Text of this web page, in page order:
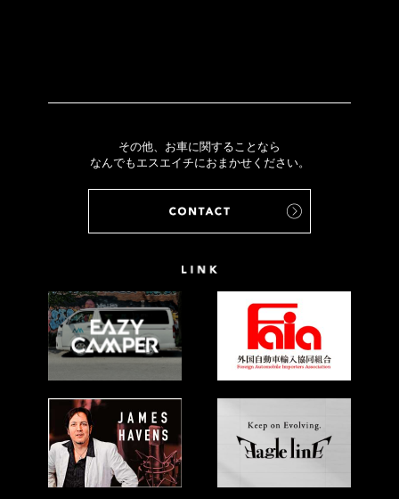
その他、お車に関することなら
なんでもエスエイチにおまかせください。